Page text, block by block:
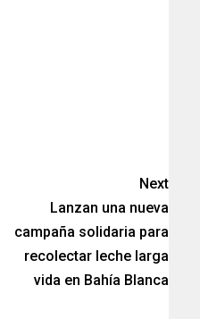
Next
Lanzan una nueva
campaña solidaria para
recolectar leche larga
vida en Bahía Blanca​